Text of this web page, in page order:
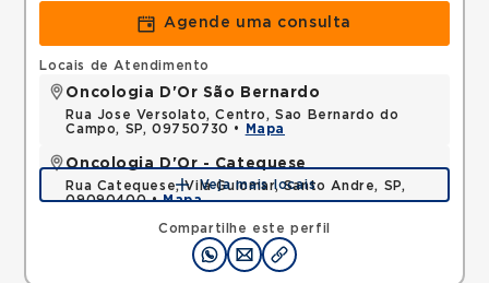
Agende uma consulta
Compartilhe este perfil
Locais de Atendimento
Oncologia D'Or São Bernardo
Rua Jose Versolato, Centro, Sao Bernardo do
Campo, SP, 09750730 •
Mapa
Oncologia D'Or - Catequese
Rua Catequese, Vila Guiomar, Santo Andre, SP,
09090400 •Mapa
Veja mais locais